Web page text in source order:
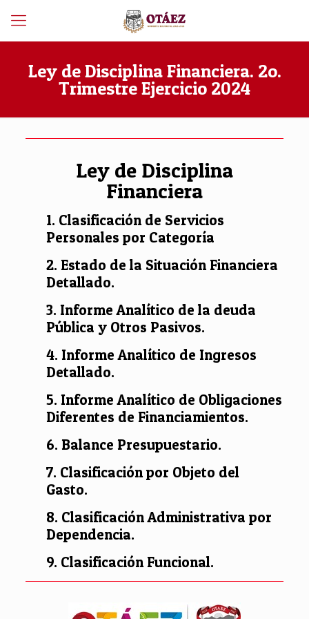
Ley de Disciplina Financiera. 2o.
Trimestre Ejercicio 2024
Ley de Disciplina
Financiera
1. Clasificación de Servicios
Personales por Categoría
2. Estado de la Situación Financiera
Detallado.
3. Informe Analítico de la deuda
Pública y Otros Pasivos.
4. Informe Analítico de Ingresos
Detallado.
5. Informe Analítico de Obligaciones
Diferentes de Financiamientos.
6. Balance Presupuestario.
7. Clasificación por Objeto del
Gasto.
8. Clasificación Administrativa por
Dependencia.
9. Clasificación Funcional.